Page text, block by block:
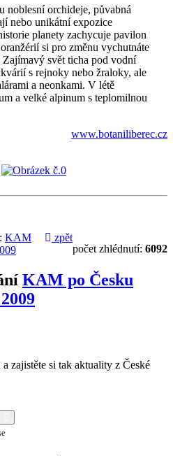
noblesní orchideje, půvabná
nebo unikátní expozice
planety zachycuje pavilon
si pro změnu vychutnáte
svět ticha pod vodní
s rejnoky nebo žraloky, ale
a neonkami. V létě
a velké alpinum s teplomilnou
www.botaniliberec.cz
počet zhlédnutí: 6092
zpět
KAM
KAM po Česku
zajistěte si tak aktuality z České